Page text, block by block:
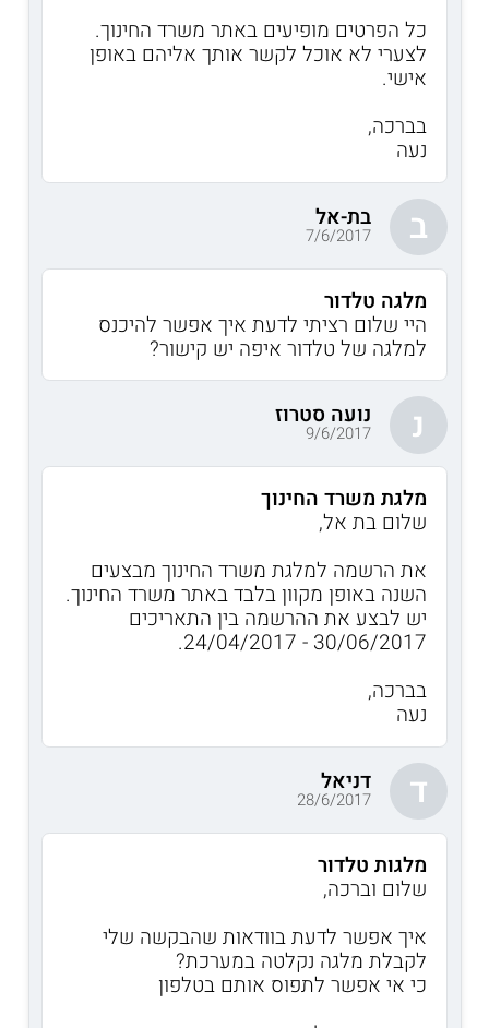
כל הפרטים מופיעים באתר משרד החינוך.
לצערי לא אוכל לקשר אותך אליהם באופן
אישי.
בברכה,
נעה
ב בת-אל
7/6/2017
מלגה טלדור
היי שלום רציתי לדעת איך אפשר להיכנס
למלגה של טלדור איפה יש קישור?
נ נועה סטרוז
9/6/2017
מלגת משרד החינוך
שלום בת אל,
את הרשמה למלגת משרד החינוך מבצעים
השנה באופן מקוון בלבד באתר משרד החינוך.
יש לבצע את ההרשמה בין התאריכים
30/06/2017 - 24/04/2017.
בברכה,
נעה
ד דניאל
28/6/2017
מלגות טלדור
שלום וברכה,
איך אפשר לדעת בוודאות שהבקשה שלי
לקבלת מלגה נקלטה במערכת?
כי אי אפשר לתפוס אותם בטלפון